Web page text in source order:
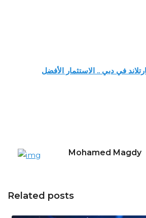
في دبي .. الاستثمار الأفضل
Mohamed Magdy
Related posts